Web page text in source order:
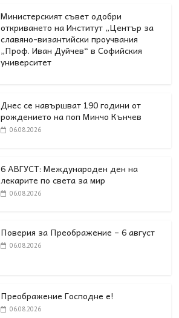
Министерският съвет одобри
откриването на Институт „Център за
славяно-византийски проучвания
„Проф. Иван Дуйчев“ в Софийския
университет
Днес се навършват 190 години от
рождението на поп Минчо Кънчев
06.08.2026
6 АВГУСТ: Международен ден на
лекарите по света за мир
06.08.2026
Поверия за Преображение – 6 август
06.08.2026
Преображение Господне е!
06.08.2026